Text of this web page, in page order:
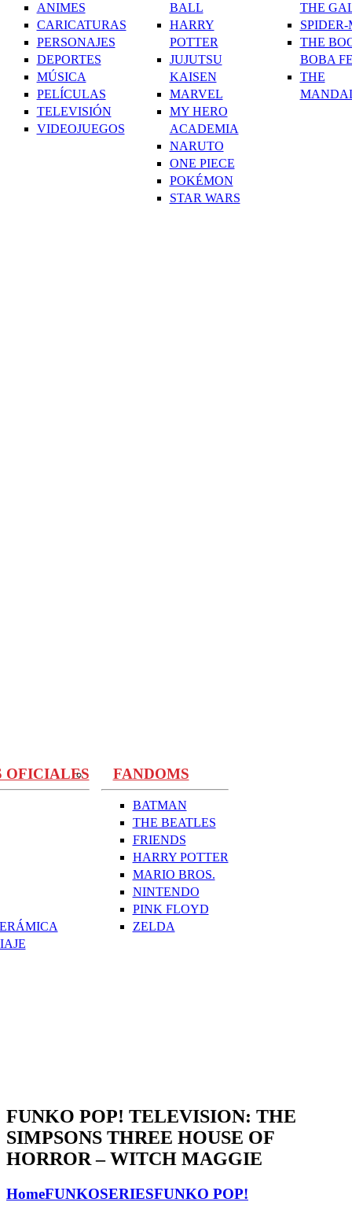
ANIMES
CARICATURAS
PERSONAJES
DEPORTES
MÚSICA
PELÍCULAS
TELEVISIÓN
VIDEOJUEGOS
BALL
HARRY
POTTER
JUJUTSU
KAISEN
MARVEL
MY HERO
ACADEMIA
NARUTO
ONE PIECE
POKÉMON
STAR WARS
THE
THE
BOBA
THE
OFICIALES FANDOMS
BATMAN
THE BEATLES
FRIENDS
HARRY POTTER
MARIO BROS.
NINTENDO
PINK FLOYD
ZELDA
FUNKO POP! TELEVISION: THE
SIMPSONS THREE HOUSE OF
HORROR – WITCH MAGGIE
HomeFUNKOSERIESFUNKO POP!